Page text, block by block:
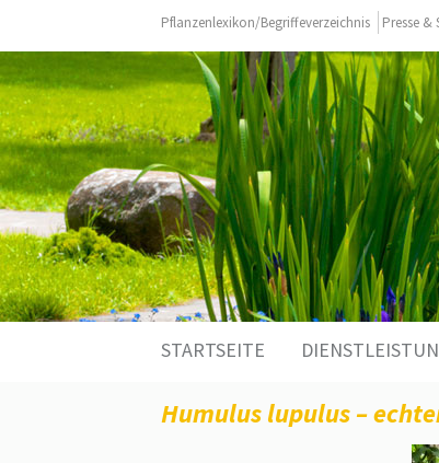
Pflanzenlexikon/Begriffeverzeichnis Presse
Inhalt
STARTSEITE
Humulus lupulus –